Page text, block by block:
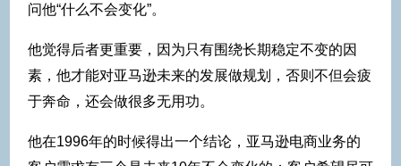
问他“什么不会变化”。
他觉得后者更重要，因为只有围绕长期稳定不变的因
素，他才能对亚马逊未来的发展做规划，否则不但会疲
于奔命，还会做很多无用功。
他在1996年的时候得出一个结论，亚马逊电商业务的